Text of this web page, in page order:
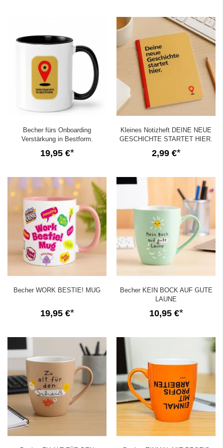
Becher fürs Onboarding
Verstärkung in Bestform.
19,95 €
Kleines Notizheft DEINE NEUE
GESCHICHTE STARTET HIER.
2,99 €
Becher WORK BESTIE! MUG
19,95 €
Becher KEIN BOCK AUF GUTE
LAUNE
10,95 €